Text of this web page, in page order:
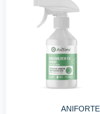
ANIFORTE